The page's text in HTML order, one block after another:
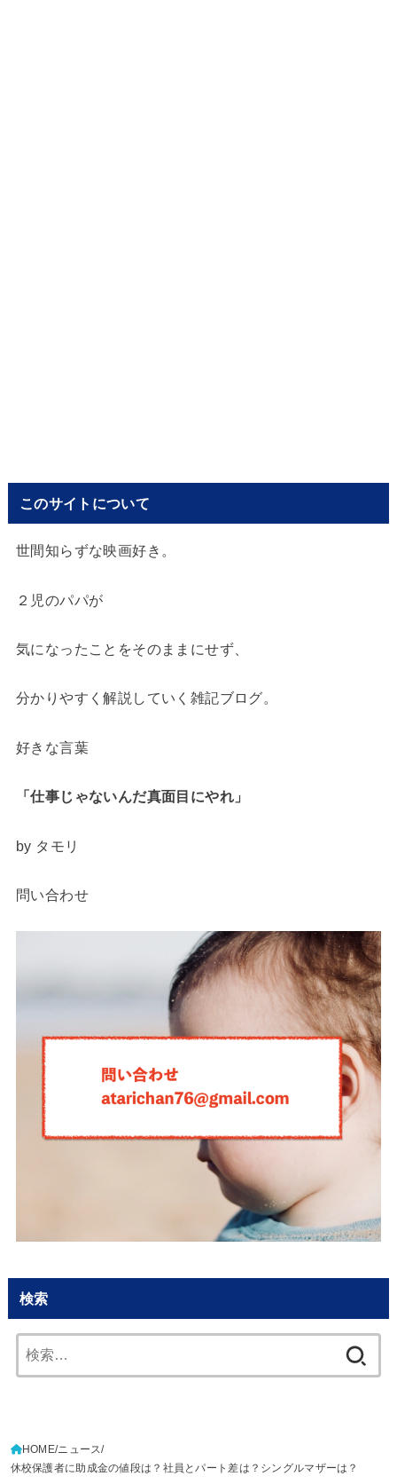
このサイトについて
世間知らずな映画好き。
２児のパパが
気になったことをそのままにせず、
分かりやすく解説していく雑記ブログ。
好きな言葉
「仕事じゃないんだ真面目にやれ」
by タモリ
問い合わせ
検索
索:
HOME ニュース
休校保護者に助成金の値段は？社員とパート差は？シングルマザーは？